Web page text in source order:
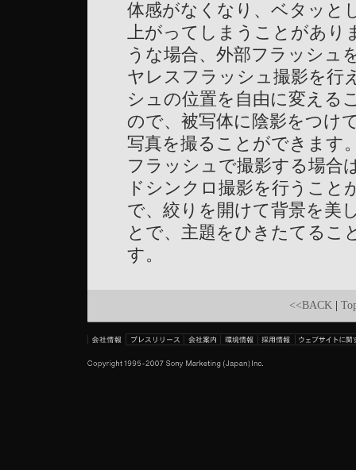
体感がなくなり、ベタッと
上がってしまうことがあり
うな場合、外部フラッシュ
ヤレスフラッシュ撮影を行
シュの位置を自由に変える
ので、被写体に陰影をつけ
写真を撮ることができます
フラッシュで撮影する場合
ドシンクロ撮影を行うこと
で、絞りを開けて背景を美
とで、主題をひきたてるこ
す。
<<BACK